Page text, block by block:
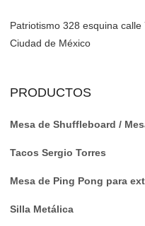
Patriotismo 328 esquina
Ciudad de México
PRODUCTOS
Mesa de Shuffleboard /
Tacos Sergio Torres
Mesa de Ping Pong para
Silla Metálica